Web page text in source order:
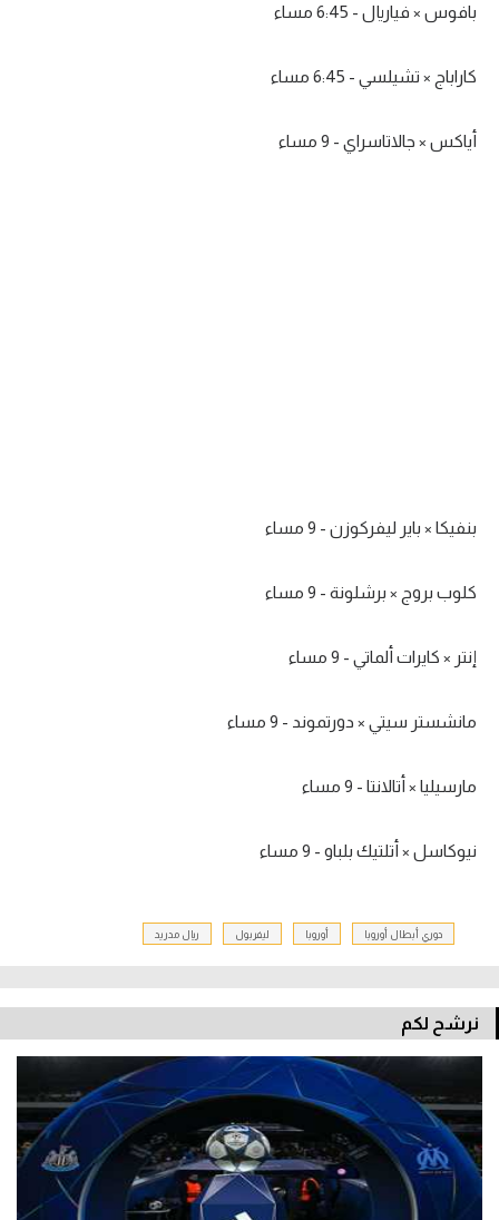
بافوس × فياريال - 6:45 مساء
كاراباج × تشيلسي - 6:45 مساء
أياكس × جالاتاسراي - 9 مساء
بنفيكا × باير ليفركوزن - 9 مساء
كلوب بروج × برشلونة - 9 مساء
إنتر × كايرات ألماتي - 9 مساء
مانشستر سيتي × دورتموند - 9 مساء
مارسيليا × أتالانتا - 9 مساء
نيوكاسل × أتلتيك بلباو - 9 مساء
دوري أبطال أوروبا أوروبا ليفربول ريال مدريد
نرشح لكم